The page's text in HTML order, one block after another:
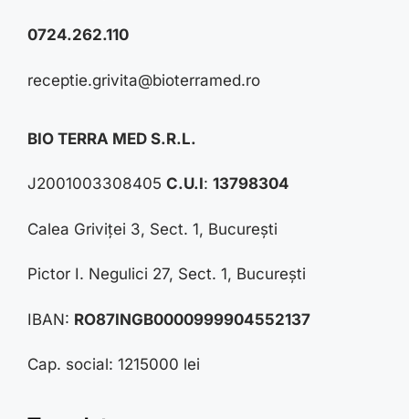
0724.262.110
receptie.grivita@bioterramed.ro
BIO TERRA MED S.R.L.
J2001003308405 C.U.I: 13798304
Calea Griviței 3, Sect. 1, București
Pictor I. Negulici 27, Sect. 1, București
IBAN: RO87INGB0000999904552137
Cap. social: 1215000 lei